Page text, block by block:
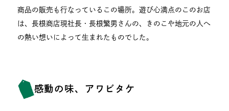
商品の販売も行なっているこの場所。遊び心満点のこのお店
は、長根商店現社長・長根繁男さんの、きのこや地元の人へ
の熱い想いによって生まれたものでした。
感動の味、アワビタケ